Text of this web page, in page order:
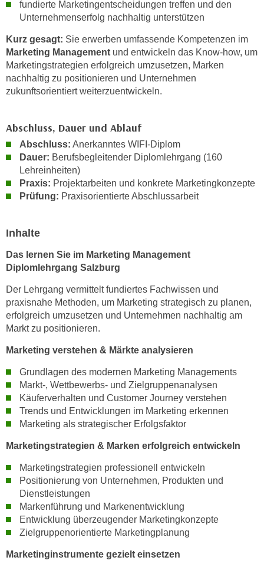
fundierte Marketingentscheidungen treffen und den
Unternehmenserfolg nachhaltig unterstützen
Kurz gesagt: Sie erwerben umfassende Kompetenzen im
Marketing Management und entwickeln das Know-how, um
Marketingstrategien erfolgreich umzusetzen, Marken
nachhaltig zu positionieren und Unternehmen
zukunftsorientiert weiterzuentwickeln.
Abschluss, Dauer und Ablauf
Abschluss: Anerkanntes WIFI-Diplom
Dauer: Berufsbegleitender Diplomlehrgang (160
Lehreinheiten)
Praxis: Projektarbeiten und konkrete Marketingkonzepte
Prüfung: Praxisorientierte Abschlussarbeit
Inhalte
Das lernen Sie im Marketing Management
Diplomlehrgang Salzburg
Der Lehrgang vermittelt fundiertes Fachwissen und
praxisnahe Methoden, um Marketing strategisch zu planen,
erfolgreich umzusetzen und Unternehmen nachhaltig am
Markt zu positionieren.
Marketing verstehen & Märkte analysieren
Grundlagen des modernen Marketing Managements
Markt-, Wettbewerbs- und Zielgruppenanalysen
Käuferverhalten und Customer Journey verstehen
Trends und Entwicklungen im Marketing erkennen
Marketing als strategischer Erfolgsfaktor
Marketingstrategien & Marken erfolgreich entwickeln
Marketingstrategien professionell entwickeln
Positionierung von Unternehmen, Produkten und
Dienstleistungen
Markenführung und Markenentwicklung
Entwicklung überzeugender Marketingkonzepte
Zielgruppenorientierte Marketingplanung
Marketinginstrumente gezielt einsetzen
n
w
i
r
e
l
o
i
e
i
e
C
o
k
i
e
s
z
u
n
a
l
s
e
z
w
n
U
-
U
S
A
e
w
o
e
n
h
b
e
n
.
W
n
n
i
d
r
o
o
k
e